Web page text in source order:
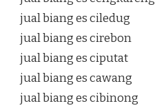
jual biang es ciledug
jual biang es cirebon
jual biang es ciputat
jual biang es cawang
jual biang es cibinong